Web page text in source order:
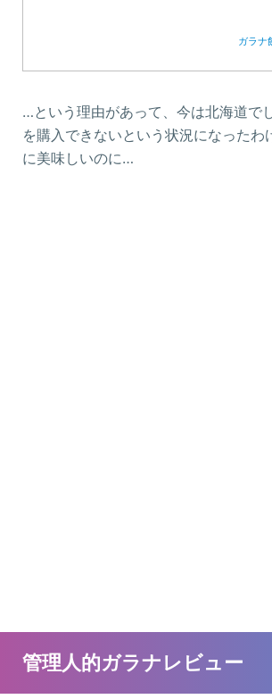
ガラナ
…という理由があって、今は北海道で
を購入できないという状況になったわ
に美味しいのに…
管理人的ガラナレビュー